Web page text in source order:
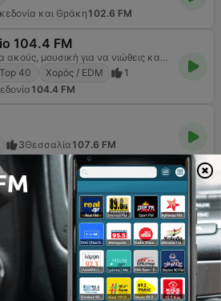
και Θράκη 102.6 FM
104.4 FM
Μουσική για να ακούς, μουσική για να νιώθεις καλά κάθε στιγμή της ημέρας.#feelinggood
40 Χορός / EDM
1
104.4 FM
3Θεσσαλία 107.6 FM
από
8
4 > >>